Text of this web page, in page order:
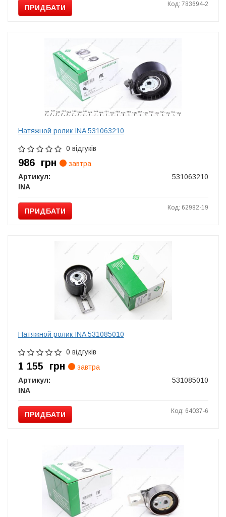
ПРИДБАТИ Код: 783694-2
Натяжной ролик INA 531063210
0 відгуків
986 грн
завтра
Артикул:
531063210
INA
ПРИДБАТИ Код: 62982-19
Натяжной ролик INA 531085010
0 відгуків
1 155 грн
завтра
Артикул:
531085010
INA
ПРИДБАТИ Код: 64037-6